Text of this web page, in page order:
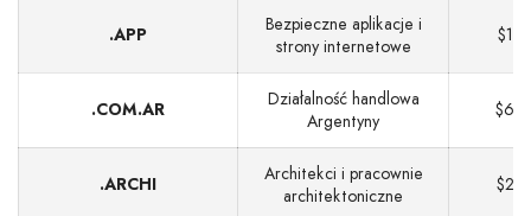
.APP
Bezpieczne aplikacje i
strony internetowe
$13
.COM.AR
Działalność handlowa
Argentyny
$60
.ARCHI
Architekci i pracownie
architektoniczne
$28